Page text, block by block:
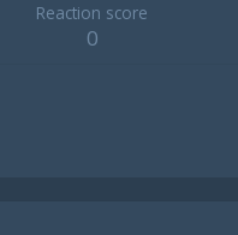
Reaction score
0